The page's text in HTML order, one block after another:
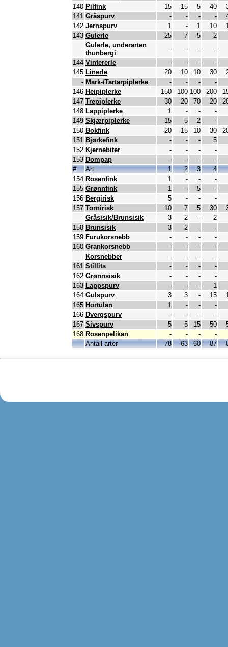
140 Pilfink 15 15 5 40
141 Gråspurv - - - -
142 Jernspurv 1 - 1 10
143 Gulerle 25 7 5
2
- Gulerle, underarten
thunbergi
- - -
-
144 Vintererle - - -
-
145 Linerle 20 10 10 30
- Mark-/Tartarpiplerke - - -
-
146 Heipiplerke 150 100 100 200
147 Trepiplerke 30 20 70 20
148 Lappiplerke 1 - -
-
149 Skjærpiplerke 15 5 2
-
150 Bokfink 20 15 10 30
151 Bjørkefink - - -
5
152 Kjernebiter - - -
-
153 Dompap - - -
-
#
Art 1 2 3
4
154 Rosenfink 1 - -
-
155 Grønnfink 1 - 5
-
156 Bergirisk 5 - -
-
157 Tornirisk 10 7 5 30
- Gråsisik/Brunsisik 3 2 -
2
158 Brunsisik 3 2 -
-
159 Furukorsnebb - - -
-
160 Grankorsnebb - - -
-
- Korsnebber - - -
-
161 Stillits - - -
-
162 Grønnsisik - - -
-
163 Lappspurv - - -
1
164 Gulspurv 3 3 - 15
165 Hortulan 1 - -
-
166 Dvergspurv - - -
-
167 Sivspurv 5 5 15 50
168 Rosenpelikan - - -
-
Antall arter
78 63 60 87